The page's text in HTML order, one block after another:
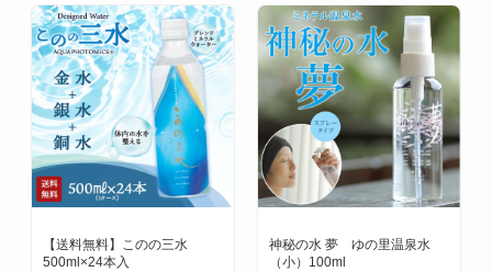
【送料無料】このの三水
500ml×24本入
神秘の水 夢 ゆの里温泉水
（小）100ml